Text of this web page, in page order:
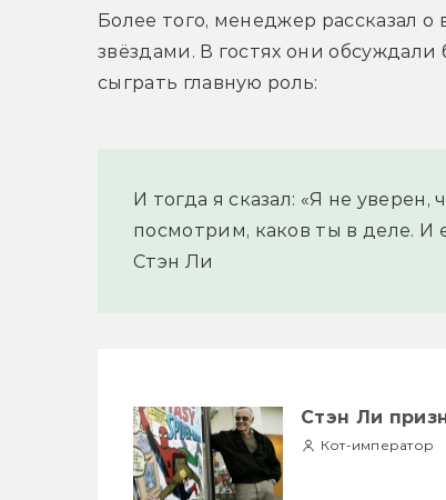
Более того, менеджер рассказал
звёздами. В гостях они
сыграть главную роль:
И тогда я сказал: «Я не
посмотрим, каков ты в деле. И
Стэн Ли
Стэн Ли
Кот-император